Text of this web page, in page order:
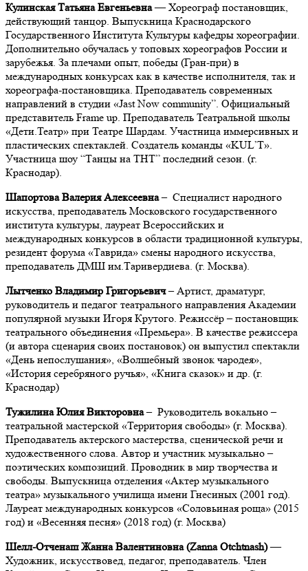
Кулинская Татьяна Евгеньевна— Хореограф постановщик,
действующий танцор. Выпускница Краснодарского
Государственного Института Культуры кафедры хореографии.
Дополнительно обучалась у топовых хореографов России и
зарубежья. За плечами опыт, победы (Гран-при) в
международных конкурсах как в качестве исполнителя, так и
хореографа-постановщика. Преподаватель современных
направлений в студии «Jast Now community”. Официальный
представитель Frame up. Преподаватель Театральной школы
«Дети.Театр» при Театре Шардам. Участница иммерсивных и
пластических спектаклей. Создатель команды «KUL’T».
Участница шоу “Танцы на ТНТ” последний сезон. (г.
Краснодар).
Шапортова Валерия Алексеевна– Специалист народного
искусства, преподаватель Московского государственного
института культуры, лауреат Всероссийских и
международных конкурсов в области традиционной культуры,
резидент форума «Таврида» смены народного искусства,
преподаватель ДМШ им.Таривердиева. (г. Москва).
Лытченко Владимир Григорьевич– Артист, драматург,
руководитель и педагог театрального направления Академии
популярной музыки Игоря Крутого. Режиссёр – постановщик
театрального объединения «Премьера». В качестве режиссера
(и автора сценария своих постановок) он выпустил спектакли
«День непослушания», «Волшебный звонок чародея»,
«История серебряного ручья», «Книга сказок» и др. (г.
Краснодар)
Тужилина Юлия Викторовна – Руководитель вокально –
театральной мастерской «Территория свободы» (г. Москва).
Преподаватель актерского мастерства, сценической речи и
художественного слова. Автор и участник музыкально –
поэтических композиций. Проводник в мир творчества и
свободы. Выпускница отделения «Актер музыкального
театра» музыкального училища имени Гнесиных (2001 год).
Лауреат международных конкурсов «Соловьиная роща» (2015
год) и «Весенняя песня» (2018 год) (г. Москва)
Шелл-Отченаш Жанна Валентиновна (Zanna Otchtnash)—
Художник, искусствовед, педагог, преподаватель. Член